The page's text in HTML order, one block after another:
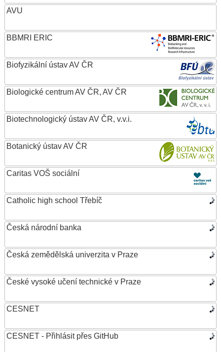
AVU
BBMRI ERIC
Biofyzikální ústav AV ČR
Biologické centrum AV ČR, AV ČR
Biotechnologický ústav AV ČR, v.v.i.
Botanický ústav AV ČR
Caritas VOŠ sociální
Catholic high school Třebíč
Česká národní banka
Česká zemědělská univerzita v Praze
České vysoké učení technické v Praze
CESNET
CESNET - Přihlásit přes GitHub